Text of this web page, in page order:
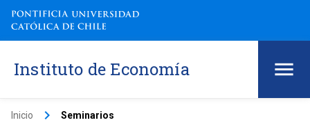
Instituto de Economía
Inicio keyboard_arrow_right Seminarios